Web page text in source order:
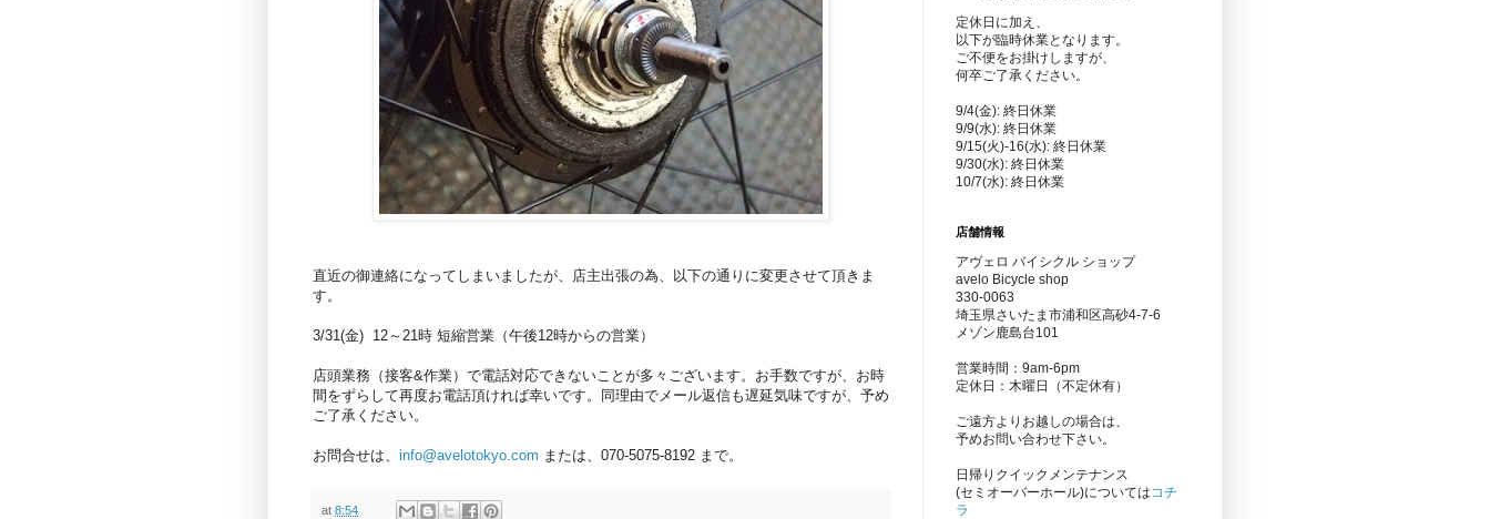
直近の御連絡になってしまいましたが、店主出張の為、以下の通りに変更させて頂きま
す。
3/31(金) 12～21時 短縮営業（午後12時からの営業）
店頭業務（接客&作業）で電話対応できないことが多々ございます。お手数ですが、お時
間をずらして再度お電話頂ければ幸いです。同理由でメール返信も遅延気味ですが、予め
ご了承ください。
お問合せは、 info@avelotokyo.com または、070-5075-8192 まで。
at 8:54
定休日に加え、
以下が臨時休業となります。
ご不便をお掛けしますが、
何卒ご了承ください。
9/4(金): 終日休業
9/9(水): 終日休業
9/15(火)-16(水): 終日休業
9/30(水): 終日休業
10/7(水): 終日休業
店舗情報
アヴェロ バイシクル ショップ
avelo Bicycle shop
330-0063
埼玉県さいたま市浦和区高砂4-7-6
メゾン鹿島台101
営業時間：9am-6pm
定休日：木曜日（不定休有）
ご遠方よりお越しの場合は、
予めお問い合わせ下さい。
日帰りクイックメンテナンス
(セミオーバーホール)については コチ
ラ